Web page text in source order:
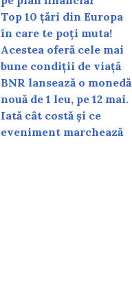
Top 10 țări din Europa
în care te poți muta!
Acestea oferă cele mai
bune condiții de viață
BNR lansează o monedă
nouă de 1 leu, pe 12 mai.
Iată cât costă și ce
eveniment marchează